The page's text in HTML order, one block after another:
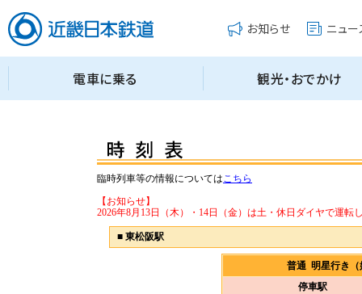
臨時列車等の情報についてはこちら
【お知らせ】
2026年8月13日（木）・14日（金）は土・休日ダイヤで運転
■ 東松阪駅
普通 明星行き
停車駅